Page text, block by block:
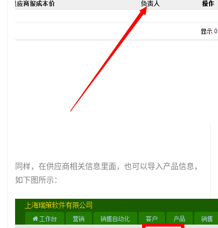
同样，在供应商相关信息里面，也可以导入产品信息，
如下图所示：